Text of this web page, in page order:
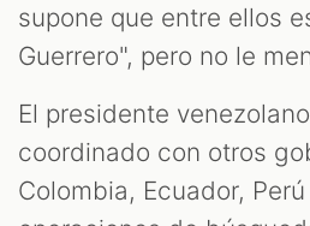
supone que entre ellos
Guerrero", pero no le
El presidente
coordinado con otros
Colombia, Ecuador,